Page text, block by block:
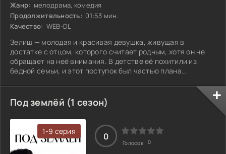
Жанр: мелодрама, комедия
Продолжительность: 01:53 мин.
Качество: WEB-DL
Зелиш — молодая и красивая девушка, живущая в
достатке с отцом, которого считает родным, хотя он не
обращает на неё внимания. В детстве её похитили из
бедной семьи, и этот поступок был частью плана
наследство для ещё не родившегося ребёнка своей жены.
Выросшая в этом богатстве, Зелиш всегда мечтала о
принце, который спасёт её от серых будней. И вот
однажды она встречает Зарока, который, увы, не совсем
соответствует её мечтам — вместо
Под землёй (1 сезон)
1-9 серия 0
Голосов: 0